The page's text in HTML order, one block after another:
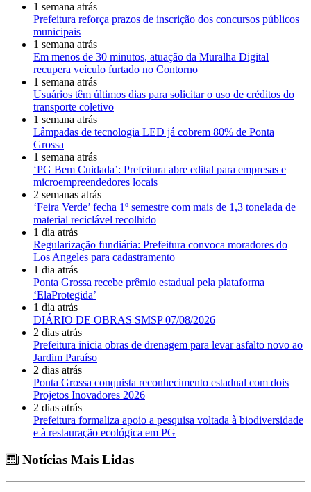
1 semana atrás
Prefeitura reforça prazos de inscrição dos concursos públicos
municipais
1 semana atrás
Em menos de 30 minutos, atuação da Muralha Digital
recupera veículo furtado no Contorno
1 semana atrás
Usuários têm últimos dias para solicitar o uso de créditos do
transporte coletivo
1 semana atrás
Lâmpadas de tecnologia LED já cobrem 80% de Ponta
Grossa
1 semana atrás
‘PG Bem Cuidada’: Prefeitura abre edital para empresas e
microempreendedores locais
2 semanas atrás
‘Feira Verde’ fecha 1º semestre com mais de 1,3 tonelada de
material reciclável recolhido
1 dia atrás
Regularização fundiária: Prefeitura convoca moradores do
Los Angeles para cadastramento
1 dia atrás
Ponta Grossa recebe prêmio estadual pela plataforma
‘ElaProtegida’
1 dia atrás
DIÁRIO DE OBRAS SMSP 07/08/2026
2 dias atrás
Prefeitura inicia obras de drenagem para levar asfalto novo ao
Jardim Paraíso
2 dias atrás
Ponta Grossa conquista reconhecimento estadual com dois
Projetos Inovadores 2026
2 dias atrás
Prefeitura formaliza apoio a pesquisa voltada à biodiversidade
e à restauração ecológica em PG
Notícias Mais Lidas